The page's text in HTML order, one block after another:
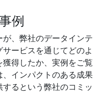
例
、弊社のデータインテ
ービスを通じてどのよ
得したか、実例をご覧
インパクトのある成果
るという弊社のコミッ